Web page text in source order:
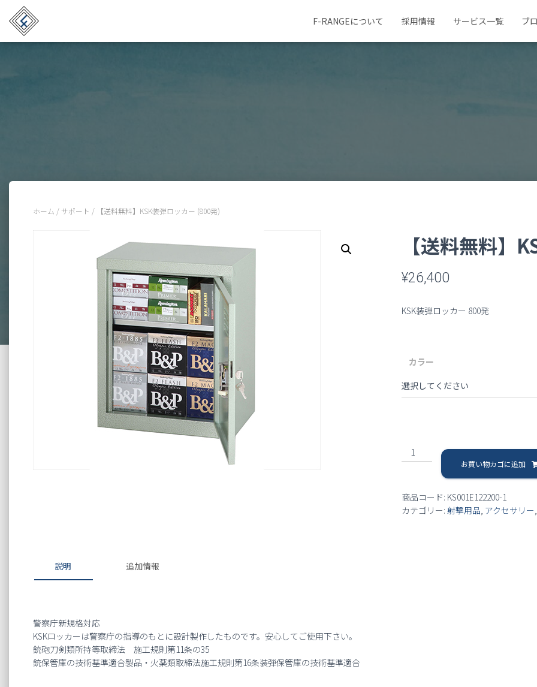
F-RANGEについて 採用情報 サービス一覧 ブ
ホーム /サポート / 【送料無料】KSK装弾ロッカー (800発)
【送料無料】
¥26,400
KSK装弾ロッカー 800発
カラー
【送
料
KSK
装
お買い物カゴに追加
商品コード: KS001E122200-1
カテゴリー:射撃用品, アクセサリー,
説明 追加情報
警察庁新規格対応
KSKロッカーは警察庁の指導のもとに設計製作したものです。安心してご使用下さい。
銃砲刀剣類所持等取締法 施工規則第11条の35
銃保管庫の技術基準適合製品・火薬類取締法施工規則第16条装弾保管庫の技術基準適合